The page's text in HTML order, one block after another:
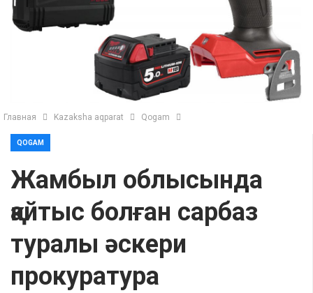
Главная Kazaksha aqparat Qogam
QOGAM
Жамбыл облысында
қайтыс болған сарбаз
туралы әскери
прокуратура